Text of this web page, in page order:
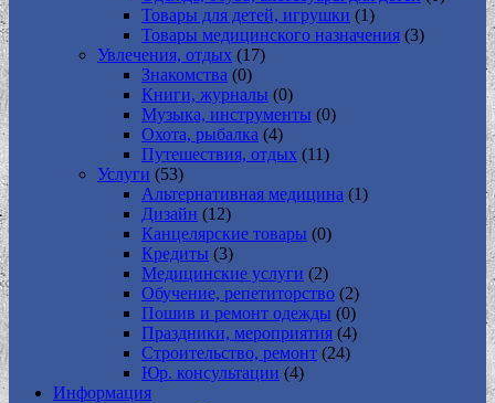
Товары для детей, игрушки (1)
Товары медицинского назначения (3)
Увлечения, отдых (17)
Знакомства (0)
Книги, журналы (0)
Музыка, инструменты (0)
Охота, рыбалка (4)
Путешествия, отдых (11)
Услуги (53)
Альтернативная медицина (1)
Дизайн (12)
Канцелярские товары (0)
Кредиты (3)
Медицинские услуги (2)
Обучение, репетиторство (2)
Пошив и ремонт одежды (0)
Праздники, мероприятия (4)
Строительство, ремонт (24)
Юр. консультации (4)
Информация